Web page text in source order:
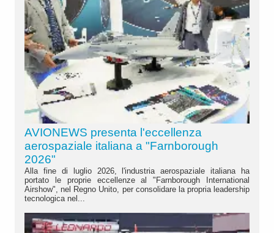
AVIONEWS presenta l'eccellenza
aerospaziale italiana a "Farnborough
2026"
Alla fine di luglio 2026, l'industria aerospaziale italiana ha
portato le proprie eccellenze al "Farnborough International
Airshow", nel Regno Unito, per consolidare la propria leadership
tecnologica nel...